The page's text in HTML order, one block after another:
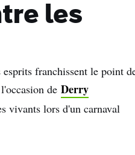
les
franchissent le point
de Derry
vivants lors d'un carnaval